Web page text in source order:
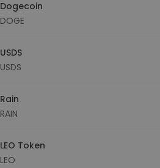
Dogecoin
DOGE
USDS
USDS
Rain
RAIN
LEO Token
LEO